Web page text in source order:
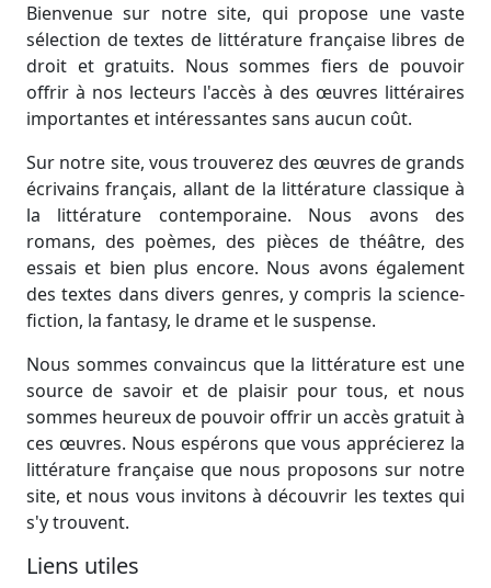
Bienvenue sur notre site, qui propose une vaste
sélection de textes de littérature française libres de
droit et gratuits. Nous sommes fiers de pouvoir
offrir à nos lecteurs l'accès à des œuvres littéraires
importantes et intéressantes sans aucun coût.
Sur notre site, vous trouverez des œuvres de grands
écrivains français, allant de la littérature classique à
la littérature contemporaine. Nous avons des
romans, des poèmes, des pièces de théâtre, des
essais et bien plus encore. Nous avons également
des textes dans divers genres, y compris la science-
fiction, la fantasy, le drame et le suspense.
Nous sommes convaincus que la littérature est une
source de savoir et de plaisir pour tous, et nous
sommes heureux de pouvoir offrir un accès gratuit à
ces œuvres. Nous espérons que vous apprécierez la
littérature française que nous proposons sur notre
site, et nous vous invitons à découvrir les textes qui
s'y trouvent.
Liens utiles